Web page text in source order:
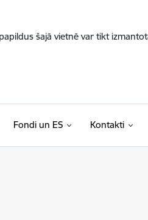
šajā vietnē var tikt
Fondi un ES Kontakti